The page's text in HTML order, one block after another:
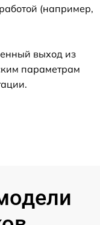
(например,
выход из
параметрам